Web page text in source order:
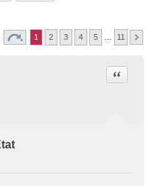
1 2 3 4 5 11
Citer